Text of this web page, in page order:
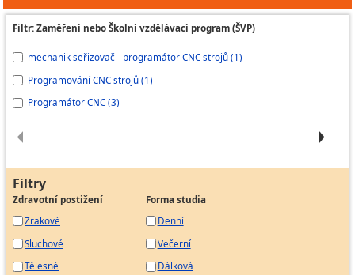
Filtr: Zaměření nebo Školní vzdělávací program (ŠVP)
mechanik seřizovač - programátor CNC strojů (1)
Programování CNC strojů (1)
Programátor CNC (3)
Filtry
Zdravotní postižení
Zrakové
Sluchové
Tělesné
Forma studia
Denní
Večerní
Dálková